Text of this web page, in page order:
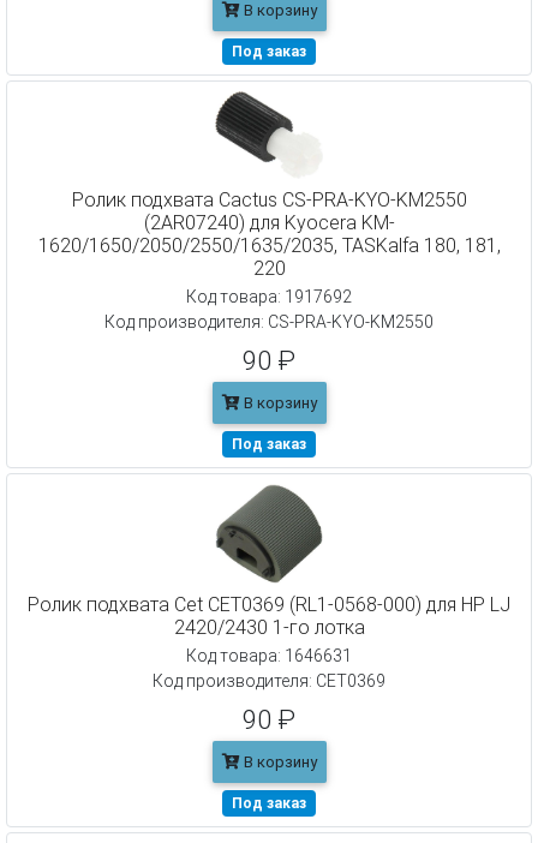
В корзину
Под заказ
Ролик подхвата Cactus CS-PRA-KYO-KM2550
(2AR07240) для Kyocera KM-
1620/1650/2050/2550/1635/2035, TASKalfa 180, 181,
220
Код товара: 1917692
Код производителя: CS-PRA-KYO-KM2550
90 ₽
В корзину
Под заказ
Ролик подхвата Cet CET0369 (RL1-0568-000) для HP LJ
2420/2430 1-го лотка
Код товара: 1646631
Код производителя: CET0369
90 ₽
В корзину
Под заказ